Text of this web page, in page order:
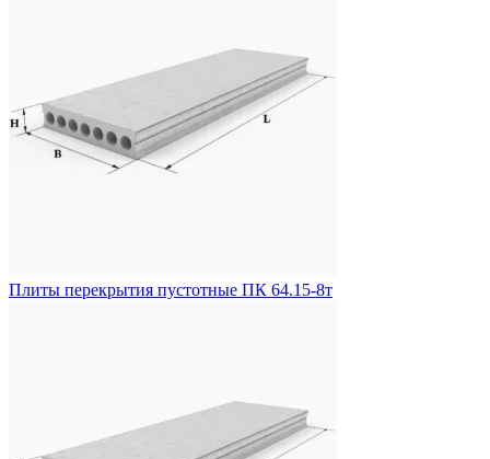
Плиты перекрытия пустотные ПК 64.15-8т